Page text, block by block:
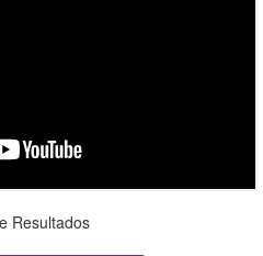
Resultados